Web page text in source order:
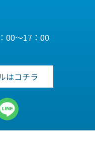
00～17：00
はコチラ